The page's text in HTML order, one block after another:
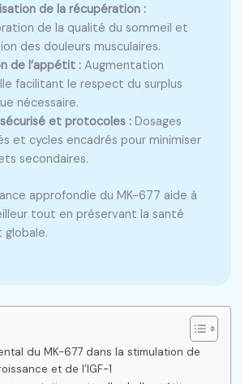
de la récupération :
de la qualité du sommeil et
des douleurs musculaires.
de l’appétit : Augmentation
facilitant le respect du surplus
nécessaire.
et protocoles : Dosages
et cycles encadrés pour minimiser
secondaires.
approfondie du MK-677 aide à
tout en préservant la santé
globale.
du MK-677 dans la stimulation de
et de l’IGF-1